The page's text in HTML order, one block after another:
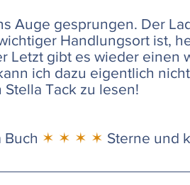
Auge gesprungen. Der
Handlungsort ist,
Letzt gibt es wieder einen
ich dazu eigentlich
Tack zu lesen!
Buch ✶ ✶ ✶ ✶ Sterne und